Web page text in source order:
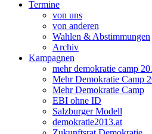
Termine
von uns
von anderen
Wahlen & Abstimmungen
Archiv
Kampagnen
mehr demokratie camp
Mehr Demokratie Camp
Mehr Demokratie Camp
EBI ohne ID
Salzburger Modell
demokratie2013.at